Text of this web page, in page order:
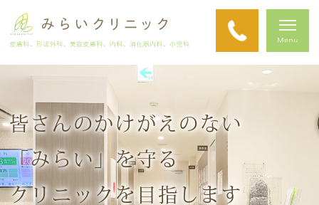
皆さんのかけがえのない
「みらい」を守る
クリニックを目指します